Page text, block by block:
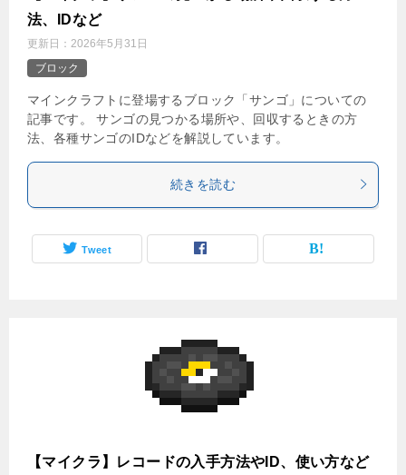
法、IDなど
更新日： 2026年5月31日
ブロック
マインクラフトに登場するブロック「サンゴ」についての
記事です。 サンゴの見つかる場所や、回収するときの方
法、各種サンゴのIDなどを解説しています。
続きを読む
Tweet
【マイクラ】レコードの入手方法やID、使い方など